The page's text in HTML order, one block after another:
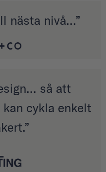
nästa nivå…”
så att
cykla enkelt